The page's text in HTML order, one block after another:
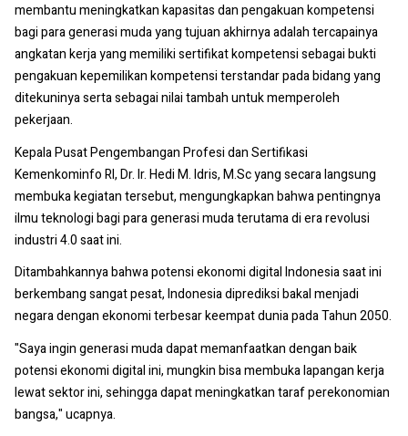
membantu meningkatkan kapasitas dan pengakuan kompetensi
bagi para generasi muda yang tujuan akhirnya adalah tercapainya
angkatan kerja yang memiliki sertifikat kompetensi sebagai bukti
pengakuan kepemilikan kompetensi terstandar pada bidang yang
ditekuninya serta sebagai nilai tambah untuk memperoleh
pekerjaan.
Kepala Pusat Pengembangan Profesi dan Sertifikasi
Kemenkominfo RI, Dr. Ir. Hedi M. Idris, M.Sc yang secara langsung
membuka kegiatan tersebut, mengungkapkan bahwa pentingnya
ilmu teknologi bagi para generasi muda terutama di era revolusi
industri 4.0 saat ini.
Ditambahkannya bahwa potensi ekonomi digital Indonesia saat ini
berkembang sangat pesat, Indonesia diprediksi bakal menjadi
negara dengan ekonomi terbesar keempat dunia pada Tahun 2050.
"Saya ingin generasi muda dapat memanfaatkan dengan baik
potensi ekonomi digital ini, mungkin bisa membuka lapangan kerja
lewat sektor ini, sehingga dapat meningkatkan taraf perekonomian
bangsa," ucapnya.